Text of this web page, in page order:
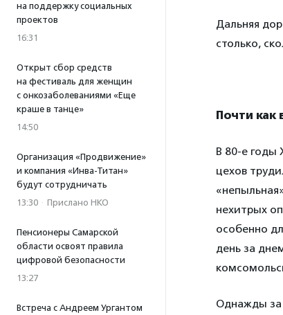
на поддержку социальных
проектов
16:31
Открыт сбор средств
на фестиваль для женщин
с онкозаболеваниями «Еще
краше в танце»
14:50
Организация «Продвижение»
и компания «Инва-Титан»
будут сотрудничать
13:30 · Прислано НКО
Пенсионеры Самарской
области освоят правила
цифровой безопасности
13:27
Встреча с Андреем Ургантом
Дальняя
столько,
Почти как
В 80-е годы
цехов
нехитрых
особенно
день за
Однажды за